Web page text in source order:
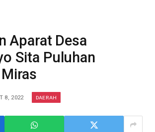
Aparat Desa
Sita Puluhan
8, 2022 DAERAH